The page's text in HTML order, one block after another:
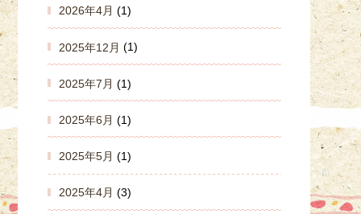
2026年4月 (1)
2025年12月 (1)
2025年7月 (1)
2025年6月 (1)
2025年5月 (1)
2025年4月 (3)